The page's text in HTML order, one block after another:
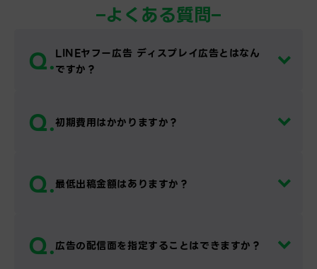
よくある質問
Q.LINEヤフー広告 ディスプレイ広告とはなん
ですか？
Q.初期費用はかかりますか？
Q.最低出稿金額はありますか？
Q.広告の配信面を指定することはできますか？